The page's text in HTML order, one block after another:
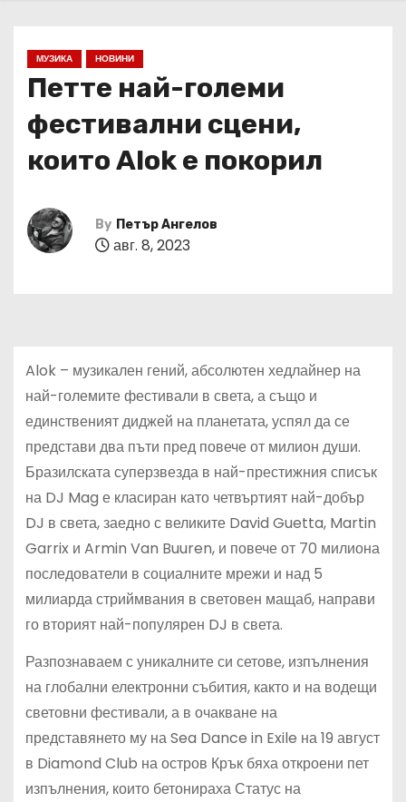
МУЗИКА НОВИНИ
Петте най-големи
фестивални сцени,
които Alok е покорил
By Петър Ангелов
авг. 8, 2023
Alok – музикален гений, абсолютен хедлайнер на
най-големите фестивали в света, а също и
единственият диджей на планетата, успял да се
представи два пъти пред повече от милион души.
Бразилската суперзвезда в най-престижния списък
на DJ Mag е класиран като четвъртият най-добър
DJ в света, заедно с великите David Guetta, Martin
Garrix и Armin Van Buuren, и повече от 70 милиона
последователи в социалните мрежи и над 5
милиарда стриймвания в световен мащаб, направи
го вторият най-популярен DJ в света.
Разпознаваем с уникалните си сетове, изпълнения
на глобални електронни събития, както и на водещи
световни фестивали, а в очакване на
представянето му на Sea Dance in Exile на 19 август
в Diamond Club на остров Крък бяха откроени пет
изпълнения, които бетонираха Статус на